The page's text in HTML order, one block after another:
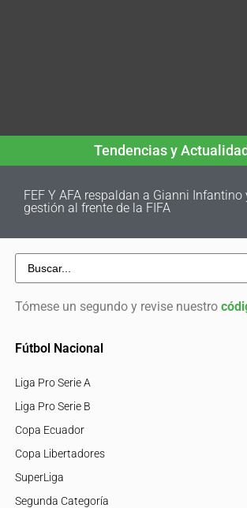
Tendencias y Actualidad
FEF Y AFA respaldan a Gianni
gestión al frente de la FIFA
Tómese un segundo y revise nuestro
Fútbol Nacional
Liga Pro Serie A
Liga Pro Serie B
Copa Ecuador
Copa Libertadores
SuperLiga
Segunda Categoría